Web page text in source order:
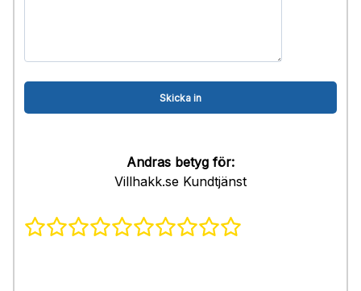
Andras betyg för:
Villhakk.se Kundtjänst